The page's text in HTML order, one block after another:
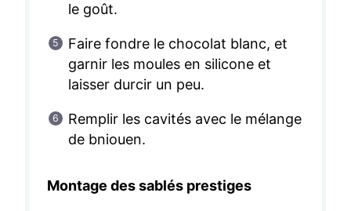
le goût.
Faire fondre le chocolat blanc, et
garnir les moules en silicone et
laisser durcir un peu.
Remplir les cavités avec le mélange
de bniouen.
Montage des sablés prestiges